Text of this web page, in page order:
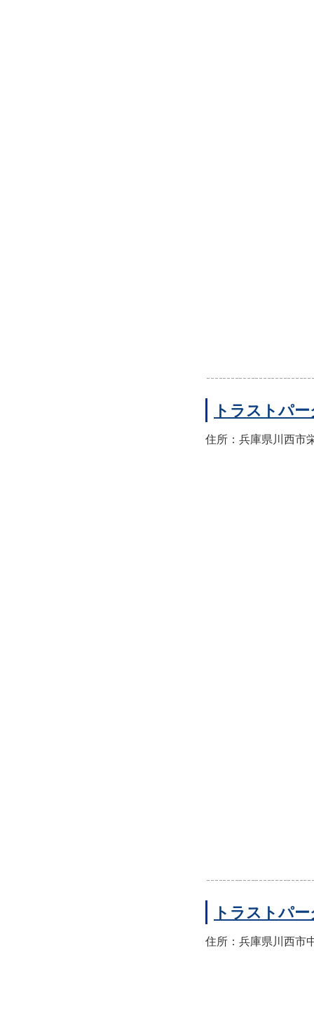
トラストパ
住所：兵庫県川西市
トラストパ
住所：兵庫県川西市